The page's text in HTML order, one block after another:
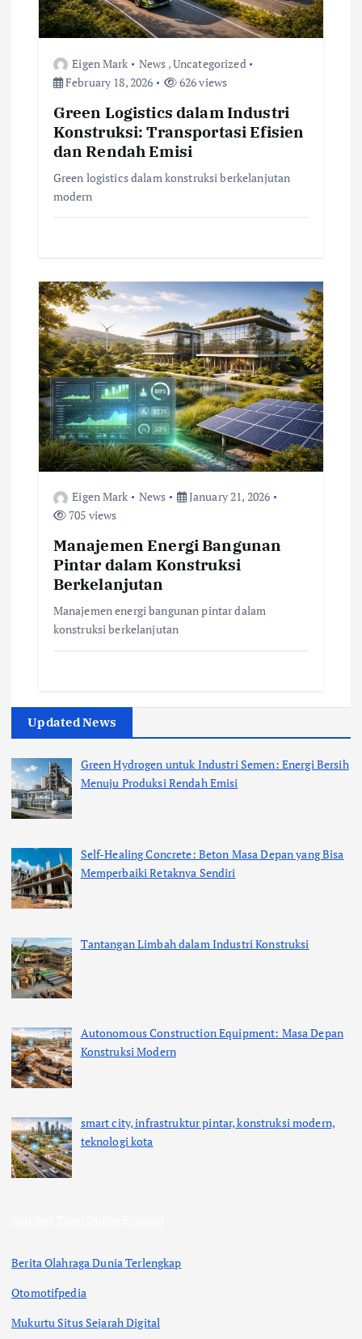
Eigen Mark News ,Uncategorized
February 18, 2026
626 views
Green Logistics dalam Industri
Konstruksi: Transportasi Efisien
dan Rendah Emisi
Green logistics dalam konstruksi berkelanjutan
modern
Eigen Mark News
January 21, 2026
705 views
Manajemen Energi Bangunan
Pintar dalam Konstruksi
Berkelanjutan
Manajemen energi bangunan pintar dalam
konstruksi berkelanjutan
Updated News
Green Hydrogen untuk Industri Semen: Energi Bersih
Menuju Produksi Rendah Emisi
Self-Healing Concrete: Beton Masa Depan yang Bisa
Memperbaiki Retaknya Sendiri
Tantangan Limbah dalam Industri Konstruksi
Autonomous Construction Equipment: Masa Depan
Konstruksi Modern
smart city, infrastruktur pintar, konstruksi modern,
teknologi kota
Berita Olahraga Dunia Terlengkap
Otomotifpedia
Mukurtu Situs Sejarah Digital